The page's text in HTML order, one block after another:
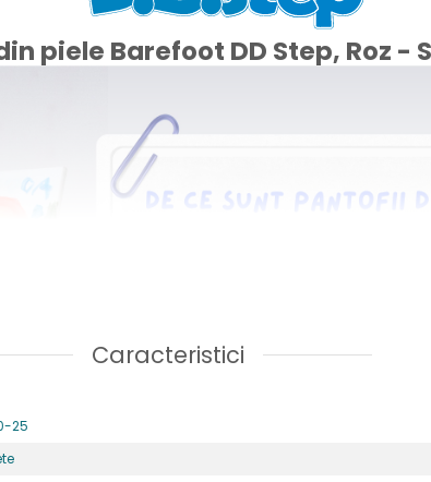
piele Barefoot DD Step, Roz -
Caracteristici
25